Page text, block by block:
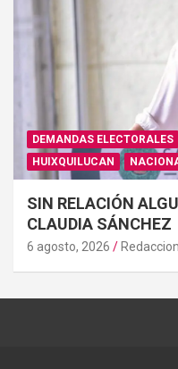
DEMANDAS ELECTORALES
HUIXQUILUCAN
SIN RELACIÓN
CLAUDIA SÁNCHEZ
6 agosto, 2026 Redaccion